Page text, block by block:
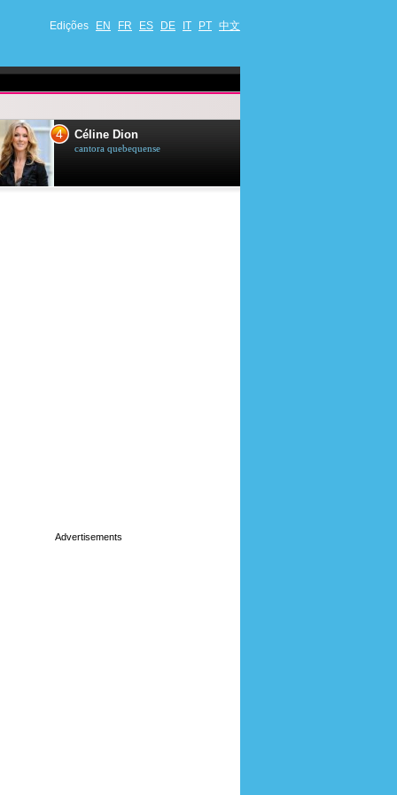
Edições EN FR ES DE IT PT 中文
4 Céline Dion
cantora quebequense